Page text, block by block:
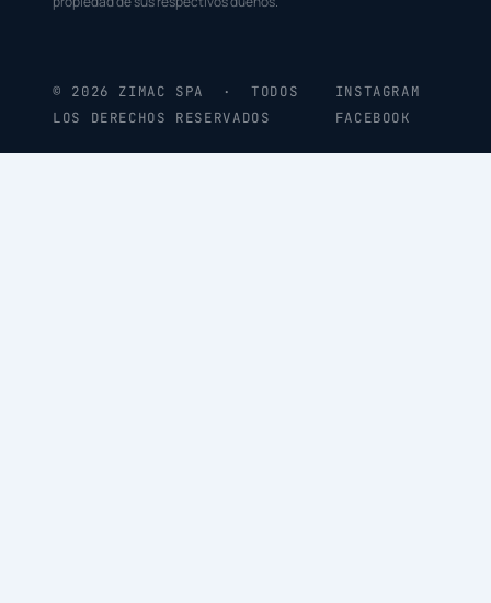
© 2026 ZIMAC SPA · TODOS
LOS DERECHOS RESERVADOS
INSTAGRAM
FACEBOOK